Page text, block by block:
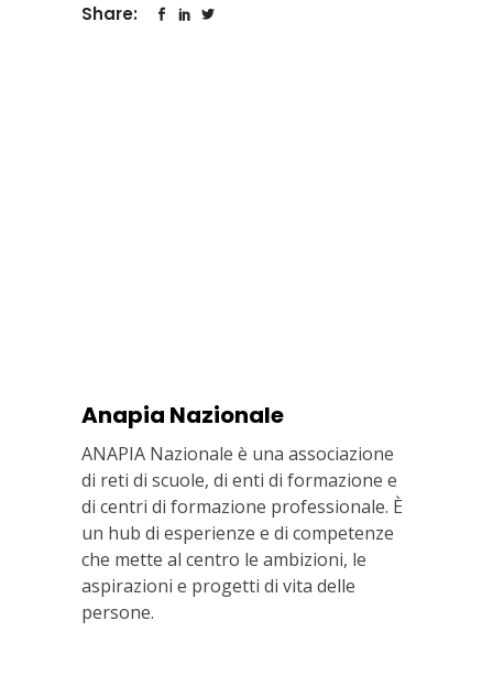
Share:
Anapia Nazionale
ANAPIA Nazionale è una associazione
di reti di scuole, di enti di formazione e
di centri di formazione professionale. È
un hub di esperienze e di competenze
che mette al centro le ambizioni, le
aspirazioni e progetti di vita delle
persone.